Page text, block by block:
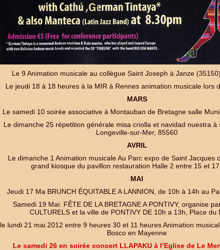
Le 9 Animation musicale au collègue Saint Joseph à Janze
Le jeudi 18 à 18 heures à la MIR à Rennes animation musicale lors
MARS
Le samedi 10 soirée associative à Montauban de Bretagne salle
Le dimanche 25 répetition générale misa criolla et navidad nuestra à
Longeville-sur-Mer, 85560
AVRIL
Le dimanche 1 Animation musicale Au Parc expo de Saint Jacques
grand kiosque du pavillon restauration Halle 2 entre 15 et
MAI
Jeudi 17 Ma BRUNCH ÉQUITABLE A LANNION, de 10h à 14h au
Samedi 19 Mai: FÊTE DE LA BRETAGNE A PONTIVY, organise
CULTURELS et la ville de PONTIVY DE 10h a 13h, Place du
le lundi 21 mai 2012 entre 9 heures 30 et 11 heures Animation
Bosco en Mayenne
Le samedi 26 en soirée concert LLAPAKU à l’Eglise de Le